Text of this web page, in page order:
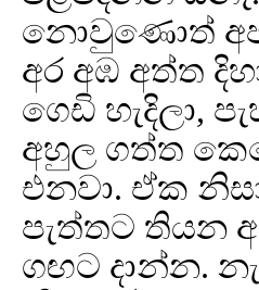
නොවුණොත්
අර අඹ අත්ත
ගෙඩි හැදිලා,
අහුල ගත්ත
එනවා. ඒක
පැත්තට තියන
ගඟට දාන්න.